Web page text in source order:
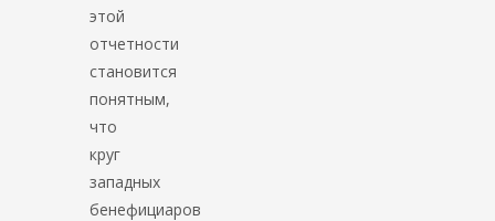
этой
отчетности
становится
понятным,
что
круг
западных
бенефициаров